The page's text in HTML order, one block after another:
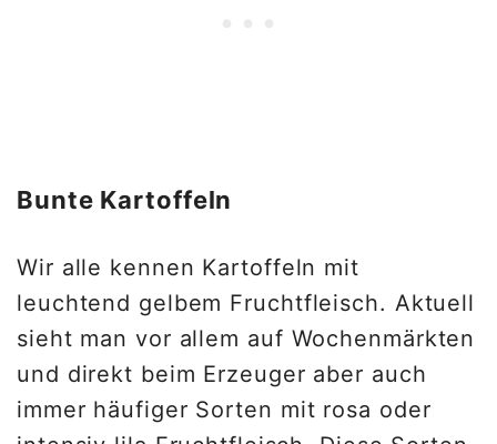
Bunte Kartoffeln
Wir alle kennen Kartoffeln mit
leuchtend gelbem Fruchtfleisch. Aktuell
sieht man vor allem auf Wochenmärkten
und direkt beim Erzeuger aber auch
immer häufiger Sorten mit rosa oder